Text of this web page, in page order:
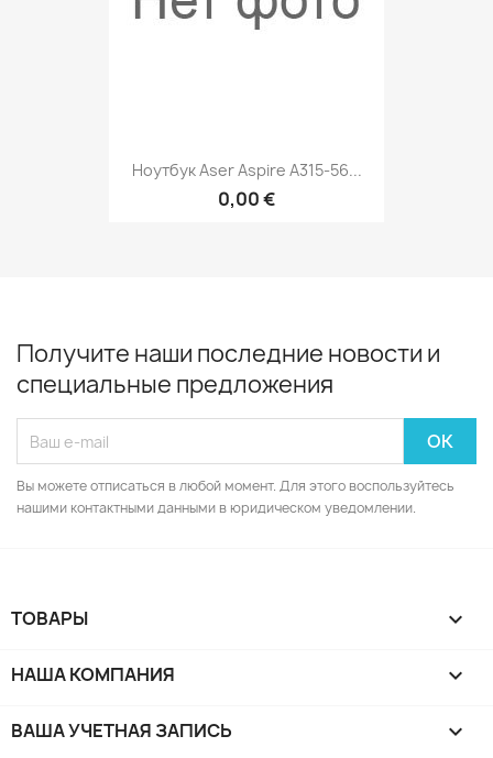
Ноутбук Aser Aspire A315-56...
0,00 €
Получите наши последние новости и
специальные предложения
Вы можете отписаться в любой момент. Для этого воспользуйтесь
нашими контактными данными в юридическом уведомлении.
ТОВАРЫ 
НАША КОМПАНИЯ 
ВАША УЧЕТНАЯ ЗАПИСЬ 